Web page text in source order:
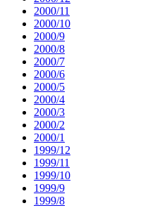
2000/11
2000/10
2000/9
2000/8
2000/7
2000/6
2000/5
2000/4
2000/3
2000/2
2000/1
1999/12
1999/11
1999/10
1999/9
1999/8